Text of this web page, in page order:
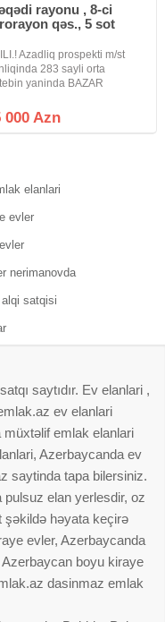
rayonu , 8-ci
qəs., 5 sot
Azadliq prospekti m/st
283 sayli orta
yaninda BAZAR
sahesi satilir torpaqin
tikinti ucun cox idealdir
000 Azn
elanlari
evler
nerimanovda
satqisi
saytıdır. Ev elanlari ,
ev elanlari
müxtəlif emlak elanlari
Azerbaycanda ev
saytinda tapa bilersiniz.
elan yerlesdir, oz
şəkildə həyata keçirə
evler, Azerbaycanda
boyu kiraye
dasinmaz emlak